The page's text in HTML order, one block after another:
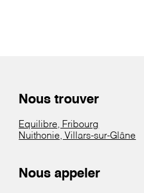
Nous trouver
Equilibre, Fribourg
Nuithonie, Villars-sur-Glâne
Nous appeler